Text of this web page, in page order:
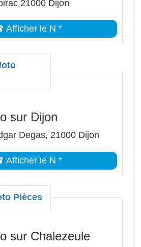
21000 Dijon
le N *
sur Dijon
Degas, 21000 Dijon
le N *
Pièces
sur Chalezeule